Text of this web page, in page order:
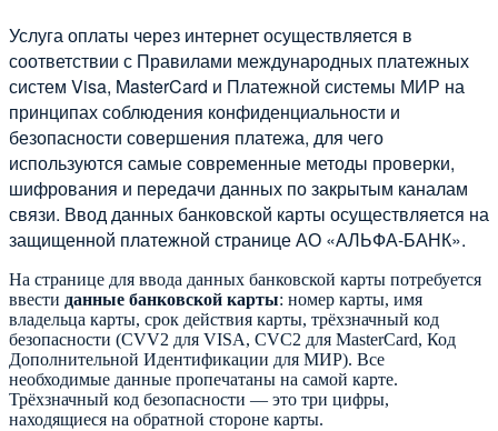
Услуга оплаты через интернет осуществляется в
соответствии с Правилами международных платежных
систем Visa, MasterCard и Платежной системы МИР на
принципах соблюдения конфиденциальности и
безопасности совершения платежа, для чего
используются самые современные методы проверки,
шифрования и передачи данных по закрытым каналам
связи. Ввод данных банковской карты осуществляется на
защищенной платежной странице АО «АЛЬФА-БАНК».
На странице для ввода данных банковской карты потребуется
ввести данные банковской карты: номер карты, имя
владельца карты, срок действия карты, трёхзначный код
безопасности (CVV2 для VISA, CVC2 для MasterCard, Код
Дополнительной Идентификации для МИР). Все
необходимые данные пропечатаны на самой карте.
Трёхзначный код безопасности — это три цифры,
находящиеся на обратной стороне карты.